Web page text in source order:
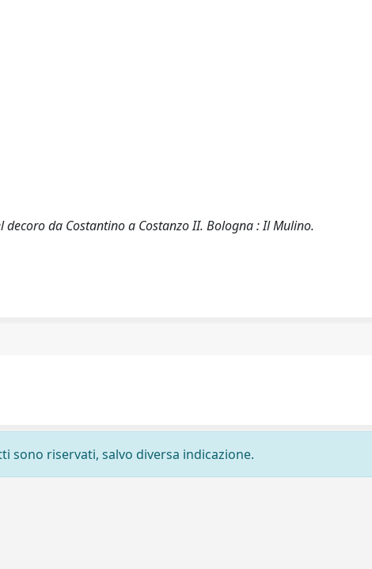
da Costantino a Costanzo II. Bologna : Il Mulino.
riservati, salvo diversa indicazione.